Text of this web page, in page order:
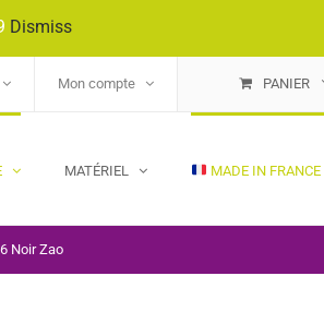
Mon compte PANIER
MATÉRIEL MADE IN FRANCE
Noir Zao
Dismiss